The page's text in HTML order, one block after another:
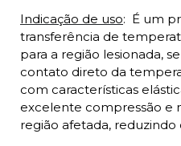
Indicação de uso: É um
transferência de
para a região lesionada,
contato direto da
com características
excelente compressão e
região afetada,